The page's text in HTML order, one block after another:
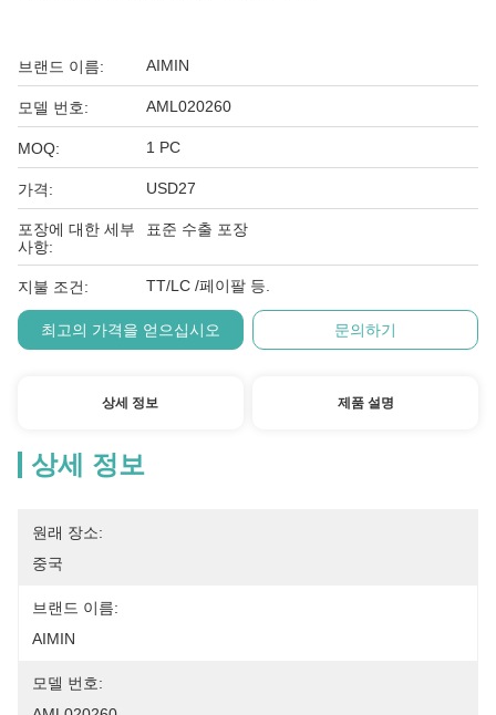
브랜드 이름: AIMIN
모델 번호: AML020260
MOQ: 1 PC
가격: USD27
포장에 대한 세부
사항:
표준 수출 포장
지불 조건: TT/LC /페이팔 등.
최고의 가격을 얻으십시오 문의하기
상세 정보 제품 설명
상세 정보
원래 장소:
중국
브랜드 이름:
AIMIN
모델 번호: